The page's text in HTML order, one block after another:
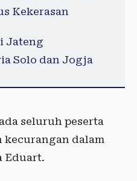
Kekerasan
Jateng
Solo dan Jogja
seluruh peserta
dalam
Eduart.